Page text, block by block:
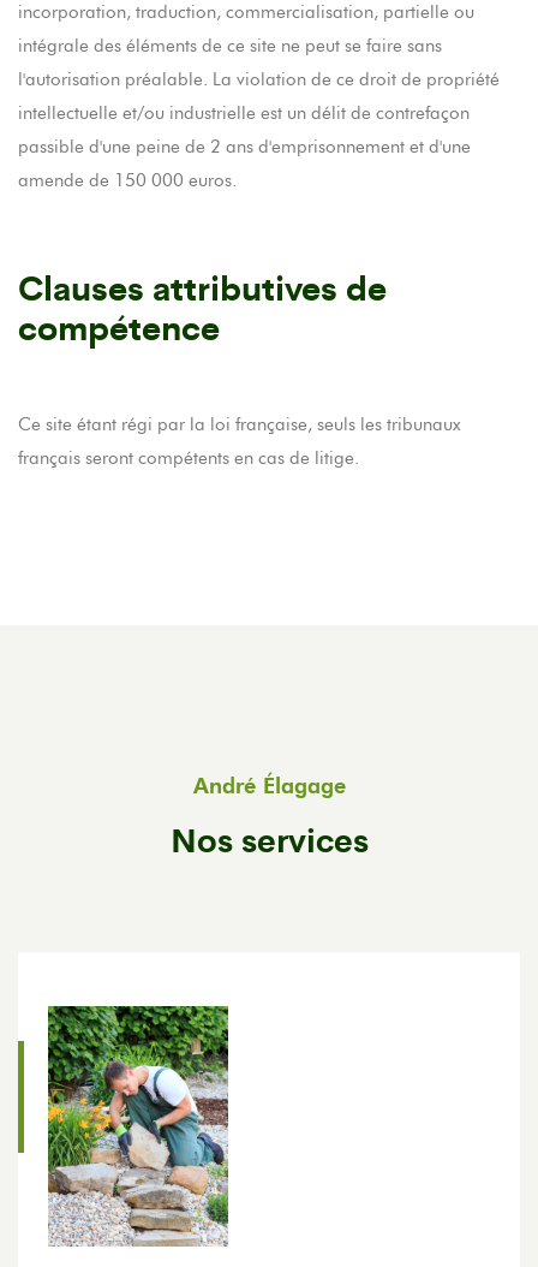
incorporation, traduction, commercialisation, partielle ou
intégrale des éléments de ce site ne peut se faire sans
l'autorisation préalable. La violation de ce droit de propriété
intellectuelle et/ou industrielle est un délit de contrefaçon
passible d'une peine de 2 ans d'emprisonnement et d'une
amende de 150 000 euros.
Clauses attributives de
compétence
Ce site étant régi par la loi française, seuls les tribunaux
français seront compétents en cas de litige.
André Élagage
Nos services